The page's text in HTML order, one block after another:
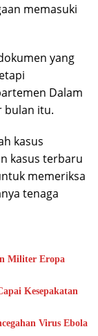
memasuki
yang
Dalam
bulan itu.
kasus
kasus terbaru
memeriksa
tenaga
Militer Eropa
Kesepakatan
Virus Ebola